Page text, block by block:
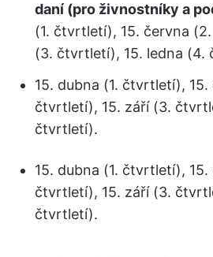
daní (pro živnostníky a
(1. čtvrtletí), 15. června
(3. čtvrtletí), 15. ledna (4.
15. dubna (1. čtvrtletí),
čtvrtletí), 15. září (3.
čtvrtletí).
15. dubna (1. čtvrtletí),
čtvrtletí), 15. září (3.
čtvrtletí).